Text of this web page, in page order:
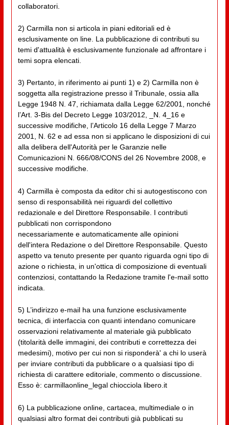
collaboratori.
2) Carmilla non si articola in piani editoriali ed è
esclusivamente on line. La pubblicazione di contributi su
temi d'attualità è esclusivamente funzionale ad affrontare i
temi sopra elencati.
3) Pertanto, in riferimento ai punti 1) e 2) Carmilla non è
soggetta alla registrazione presso il Tribunale, ossia alla
Legge 1948 N. 47, richiamata dalla Legge 62/2001, nonché
l’Art. 3-Bis del Decreto Legge 103/2012, _N. 4_16 e
successive modifiche, l’Articolo 16 della Legge 7 Marzo
2001, N. 62 e ad essa non si applicano le disposizioni di cui
alla delibera dell'Autorità per le Garanzie nelle
Comunicazioni N. 666/08/CONS del 26 Novembre 2008, e
successive modifiche.
4) Carmilla è composta da editor chi si autogestiscono con
senso di responsabilità nei riguardi del collettivo
redazionale e del Direttore Responsabile. I contributi
pubblicati non corrispondono
necessariamente e automaticamente alle opinioni
dell'intera Redazione o del Direttore Responsabile. Questo
aspetto va tenuto presente per quanto riguarda ogni tipo di
azione o richiesta, in un'ottica di composizione di eventuali
contenziosi, contattando la Redazione tramite l'e-mail sotto
indicata.
5) L’indirizzo e-mail ha una funzione esclusivamente
tecnica, di interfaccia con quanti intendano comunicare
osservazioni relativamente al materiale già pubblicato
(titolarità delle immagini, dei contributi e correttezza dei
medesimi), motivo per cui non si risponderà' a chi lo userà
per inviare contributi da pubblicare o a qualsiasi tipo di
richiesta di carattere editoriale, commento o discussione.
Esso è: carmillaonline_legal chiocciola libero.it
6) La pubblicazione online, cartacea, multimediale o in
qualsiasi altro format dei contributi già pubblicati su